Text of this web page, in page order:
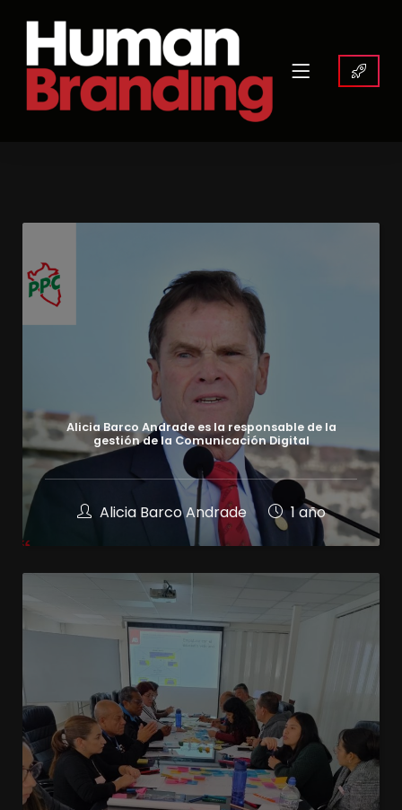
Alicia Barco Andrade es la responsable de la
gestión de la Comunicación Digital
Alicia Barco Andrade 1 año